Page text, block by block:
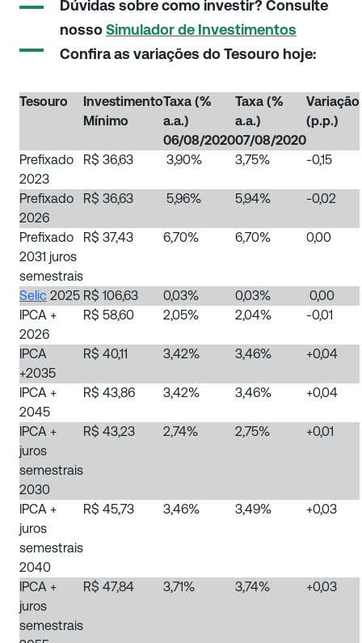
Dúvidas sobre como investir? Consulte
nossoSimulador de Investimentos
Confira as variações do Tesouro hoje:
Tesouro
Investimento
Mínimo
Taxa (%
a.a.)
06/08/2020
Taxa (%
a.a.)
07/08/2020
Variação
(p.p.)
Prefixado
2023
R$ 36,63 3,90% 3,75% -0,15
Prefixado
2026
R$ 36,63 5,96% 5,94% -0,02
Prefixado
2031 juros
semestrais
R$ 37,43 6,70% 6,70% 0,00
Selic 2025 R$ 106,63 0,03% 0,03%
0,00
IPCA +
2026
R$ 58,60 2,05% 2,04% -0,01
IPCA
+2035
R$ 40,11 3,42% 3,46% +0,04
IPCA +
2045
R$ 43,86 3,42% 3,46% +0,04
IPCA +
juros
semestrais
2030
R$ 43,23 2,74% 2,75% +0,01
IPCA +
juros
semestrais
2040
R$ 45,73 3,46% 3,49% +0,03
IPCA +
juros
semestrais
R$ 47,84 3,71% 3,74% +0,03